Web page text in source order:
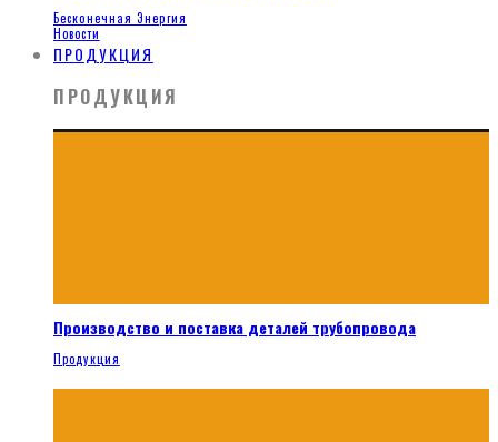
Бесконечная Энергия
Новости
ПРОДУКЦИЯ
ПРОДУКЦИЯ
Производство и поставка деталей трубопровода
Продукция